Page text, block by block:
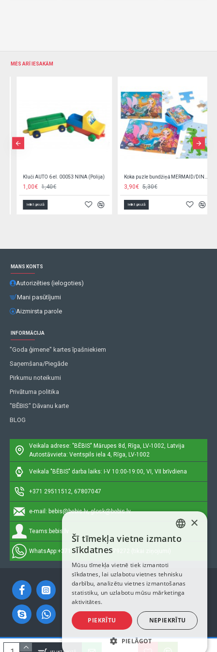
MĒS ARĪ IESAKĀM
Koka puzle bundžiņā MERMAID/DINO KX5364/1
3,90€ 5,30€
Ielikt grozā
Mīkstie klucīši 4 gab. G5682
5,40€
Ielikt grozā
MANS KONTS
Autorizēties (ielogoties)
Mani pasūtījumi
Aizmirsta parole
INFORMĀCIJA
"Goda ģimene" kartes īpašniekiem
Saņemšana/Piegāde
Pirkumu noteikumi
Privātuma politika
"BĒBIS" Dāvanu karte
BLOG
Veikala adrese: "BĒBIS" Mārupes 8d, Rīga, LV-1002, Latvija
Autostāvvieta: Ventspils iela 4, Rīga, LV-1002
Veikala "BĒBIS" darba laiks: I-V 10:00-19:00, VI, VII brīvdiena
+371 29511512, 67807047
e-mail: bebis@bebis.lv, glosk@bebis.lv
Teams: bebis.lv
WhatsApp:+371 29511512, 20579272 (tikai ziņojumi)
Autortiesības © 2023, Bebis.lv, Visas tiesības aizsargātas
LATVIAN
ENGLISH
×
Šī tīmekļa vietne izmanto
sīkdatnes
Mūsu tīmekļa vietnē tiek izmantoti
sīkdatnes, lai uzlabotu vietnes tehnisku
darbību, analizētu vietnes izmantošanas
statistiku, un uzlabotu mūsu mārketinga
aktivitātes.
PIEKRĪTU NEPIEKRĪTU
PIELĀGOT